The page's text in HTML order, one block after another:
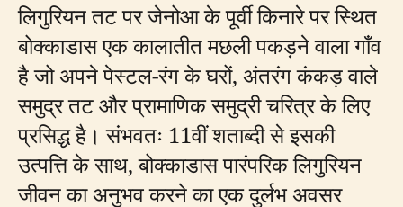
लिगुरियन तट पर जेनोआ के पूर्वी किनारे पर स्थित
बोक्काडास एक कालातीत मछली पकड़ने वाला गाँव
है जो अपने पेस्टल-रंग के घरों, अंतरंग कंकड़ वाले
समुद्र तट और प्रामाणिक समुद्री चरित्र के लिए
प्रसिद्ध है। संभवतः 11वीं शताब्दी से इसकी
उत्पत्ति के साथ, बोक्काडास पारंपरिक लिगुरियन
जीवन का अनुभव करने का एक दुर्लभ अवसर